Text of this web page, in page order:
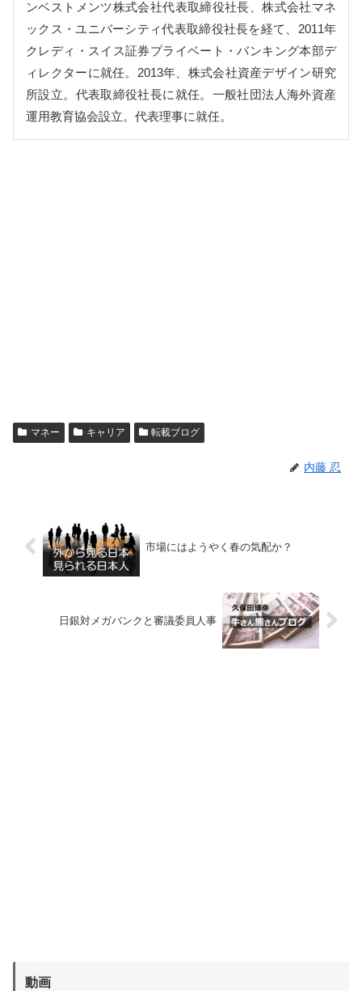
ンベストメンツ株式会社代表取締役社長、株式会社マネ
ックス・ユニバーシティ代表取締役社長を経て、2011年
クレディ・スイス証券プライベート・バンキング本部デ
ィレクターに就任。2013年、株式会社資産デザイン研究
所設立。代表取締役社長に就任。一般社団法人海外資産
運用教育協会設立。代表理事に就任。
マネー キャリア 転載ブログ
内藤 忍
市場にはようやく春の気配か？
日銀対メガバンクと審議委員人事
動画